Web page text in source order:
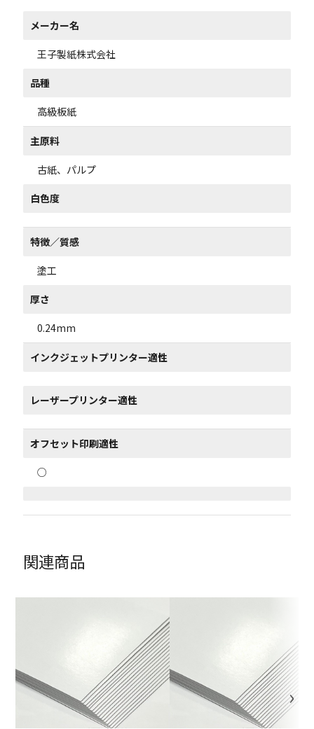
メーカー名
王子製紙株式会社
品種
高級板紙
主原料
古紙、パルプ
白色度
特徴／質感
塗工
厚さ
0.24mm
インクジェットプリンター適性
レーザープリンター適性
オフセット印刷適性
○
関連商品